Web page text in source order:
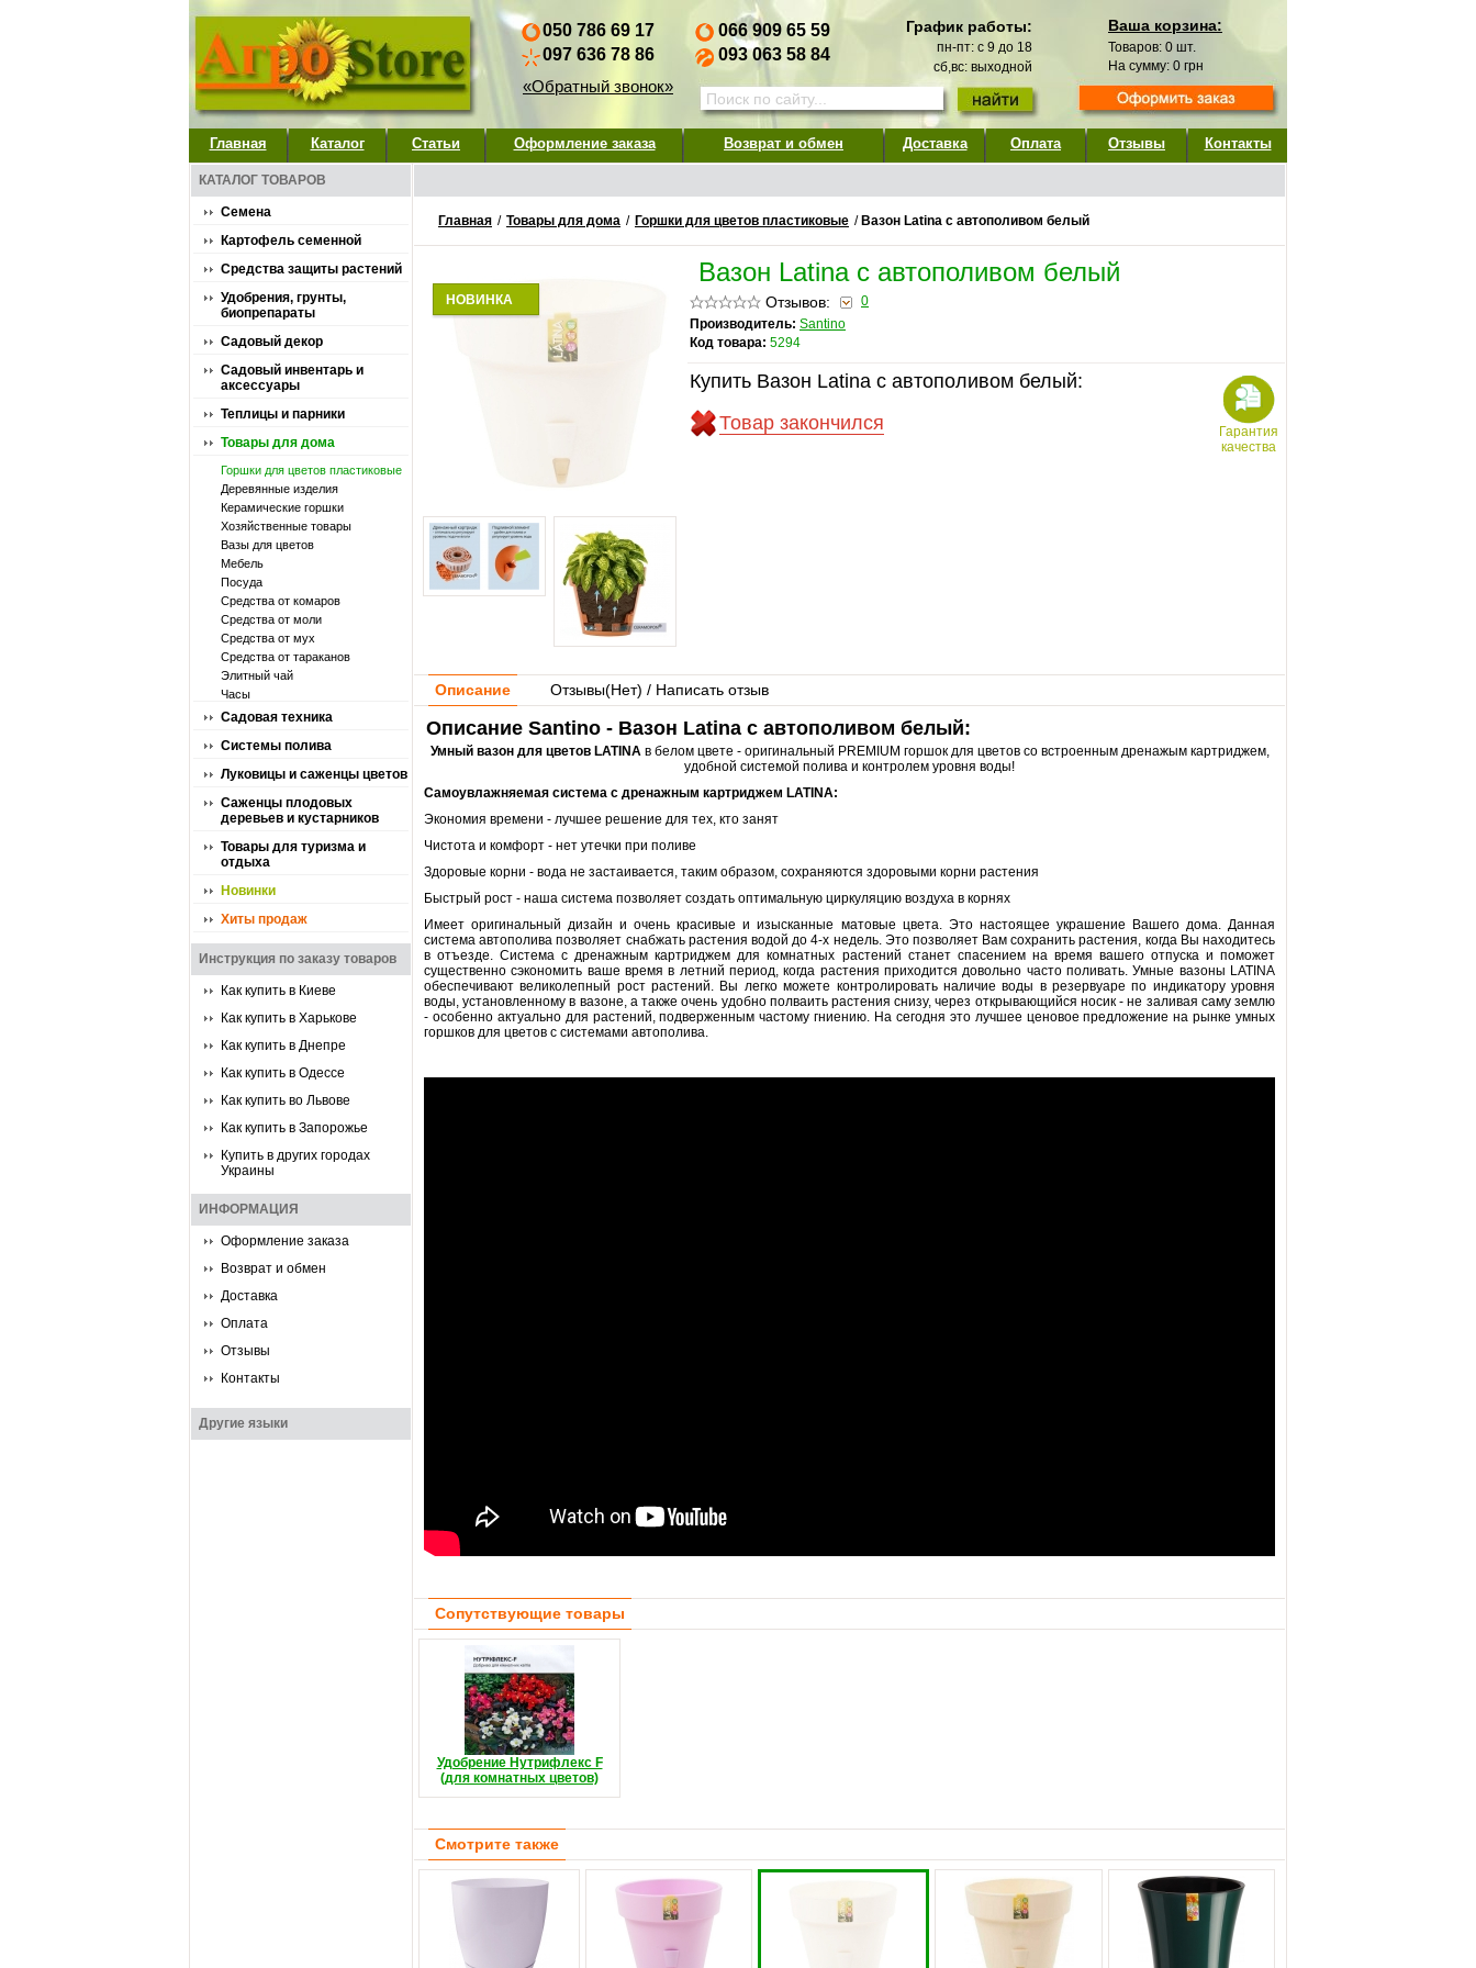
050 786 69 17
097 636 78 86
«Обратный звонок»
066 909 65 59
093 063 58 84
График работы:
пн-пт: с 9 до 18
сб,вс: выходной
Ваша корзина:
Товаров: 0 шт.
На сумму: 0 грн
Главная Каталог Статьи Оформление заказа Возврат и обмен Доставка Оплата Отзывы Контакты
КАТАЛОГ ТОВАРОВ
Семена
Картофель семенной
Средства защиты растений
Удобрения, грунты,
биопрепараты
Садовый декор
Садовый инвентарь и
аксессуары
Теплицы и парники
Товары для дома
Горшки для цветов пластиковые
Деревянные изделия
Керамические горшки
Хозяйственные товары
Вазы для цветов
Мебель
Посуда
Средства от комаров
Средства от моли
Средства от мух
Средства от тараканов
Элитный чай
Часы
Садовая техника
Системы полива
Луковицы и саженцы цветов
Саженцы плодовых
деревьев и кустарников
Товары для туризма и
отдыха
Новинки
Хиты продаж
Инструкция по заказу товаров
Как купить в Киеве
Как купить в Харькове
Как купить в Днепре
Как купить в Одессе
Как купить во Львове
Как купить в Запорожье
Купить в других городах
Украины
ИНФОРМАЦИЯ
Оформление заказа
Возврат и обмен
Доставка
Оплата
Отзывы
Контакты
Другие языки
Главная / Товары для дома / Горшки для цветов пластиковые / Вазон Latina с автополивом белый
НОВИНКА
Вазон Latina с автополивом белый
Отзывов:
0
Производитель: Santino
Код товара: 5294
Купить Вазон Latina с автополивом белый:
Товар закончился
Гарантия
качества
Описание Отзывы(Нет) / Написать отзыв
Описание Santino - Вазон Latina с автополивом белый:
Умный вазон для цветов LATINA в белом цвете - оригинальный PREMIUM горшок для цветов со встроенным дренажым картриджем,
удобной системой полива и контролем уровня воды!
Самоувлажняемая система с дренажным картриджем LATINA:
Экономия времени - лучшее решение для тех, кто занят
Чистота и комфорт - нет утечки при поливе
Здоровые корни - вода не застаивается, таким образом, сохраняются здоровыми корни растения
Быстрый рост - наша система позволяет создать оптимальную циркуляцию воздуха в корнях
Имеет оригинальный дизайн и очень красивые и изысканные матовые цвета. Это настоящее украшение Вашего дома. Данная
система автополива позволяет снабжать растения водой до 4-х недель. Это позволяет Вам сохранить растения, когда Вы находитесь
в отъезде. Система с дренажным картриджем для комнатных растений станет спасением на время вашего отпуска и поможет
существенно сэкономить ваше время в летний период, когда растения приходится довольно часто поливать. Умные вазоны LATINA
обеспечивают великолепный рост растений. Вы легко можете контролировать наличие воды в резервуаре по индикатору уровня
воды, установленному в вазоне, а также очень удобно полваить растения снизу, через открывающийся носик - не заливая саму землю
- особенно актуально для растений, подверженным частому гниению. На сегодня это лучшее ценовое предложение на рынке умных
горшков для цветов с системами автополива.
Сопутствующие товары
Удобрение Нутрифлекс F
(для комнатных цветов)
Смотрите также